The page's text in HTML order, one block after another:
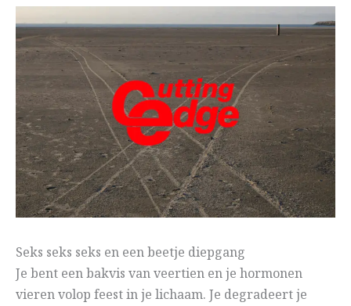
Seks seks seks en een beetje diepgang
Je bent een bakvis van veertien en je hormonen
vieren volop feest in je lichaam. Je degradeert je